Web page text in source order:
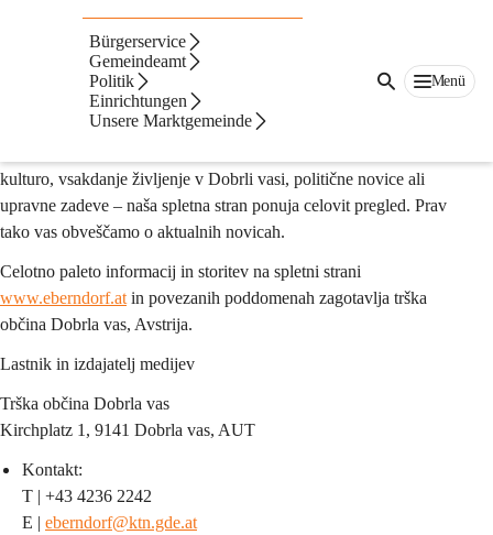
Bürgerservice
Gemeindeamt
Politik
Einrichtungen
Unsere Marktgemeinde
Menü
Kolofon in razkritje v skladu s 25. členom
Zakona o medijih
www.eberndorf.at je uradna spletna platforma trške občine
Dobrla vas. Tukaj in na povezanih poddomenah boste našli
kulturo, vsakdanje življenje v Dobrli vasi, politične novice ali
upravne zadeve – naša spletna stran ponuja celovit pregled. Prav
tako vas obveščamo o aktualnih novicah.
Celotno paleto informacij in storitev na spletni strani
www.eberndorf.at in povezanih poddomenah zagotavlja trška
občina Dobrla vas, Avstrija.
Lastnik in izdajatelj medijev
Trška občina Dobrla vas
Kirchplatz 1, 9141 Dobrla vas, AUT
Kontakt:
T | +43 4236 2242
E | eberndorf@ktn.gde.at